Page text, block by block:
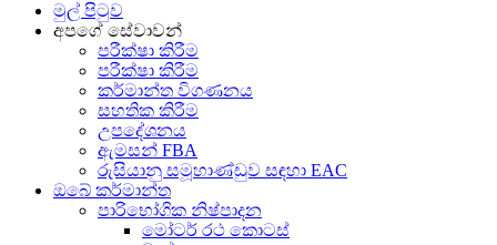
මුල් පිටුව
අපගේ සේවාවන්
පරීක්ෂා කිරීම
පරීක්ෂා කිරීම
කර්මාන්ත විගණනය
සහතික කිරීම
උපදේශනය
ඇමසන් FBA
රුසියානු සමූහාණ්ඩුව සඳහා EAC
ඔබේ කර්මාන්ත
පාරිභෝගික නිෂ්පාදන
මෝටර් රථ කොටස්